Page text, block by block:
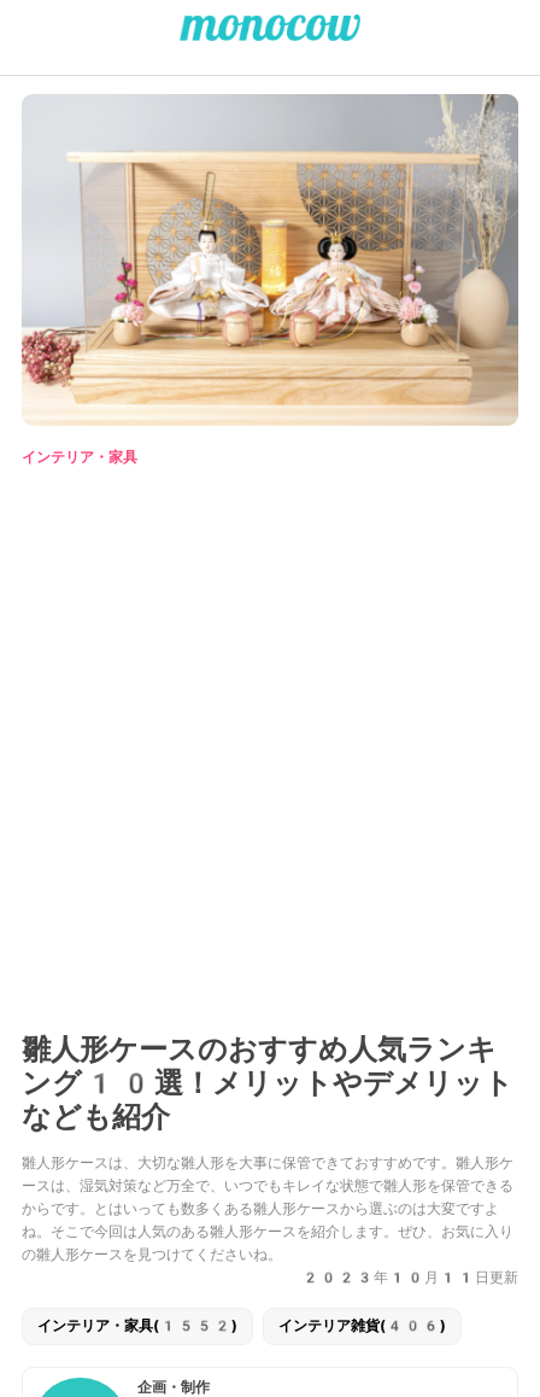
インテリア・家具
雛人形ケースのおすすめ人気ランキ
ング10選！メリットやデメリット
なども紹介
雛人形ケースは、大切な雛人形を大事に保管できておすすめです。雛人形ケ
ースは、湿気対策など万全で、いつでもキレイな状態で雛人形を保管できる
からです。とはいっても数多くある雛人形ケースから選ぶのは大変ですよ
ね。そこで今回は人気のある雛人形ケースを紹介します。ぜひ、お気に入り
の雛人形ケースを見つけてくださいね。
2023年10月11日更新
インテリア・家具(1552) インテリア雑貨(406)
企画・制作